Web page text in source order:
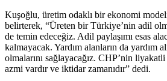
Kuşoğlu, üretim odaklı bir ekonomi modeli
belirterek, “Üreten bir Türkiye’nin adil
de temin edeceğiz. Adil paylaşımı esas
kalmayacak. Yardım alanların da yardım
olmalarını sağlayacağız. CHP’nin liyakatli
azmi vardır ve iktidar zamanıdır” dedi.